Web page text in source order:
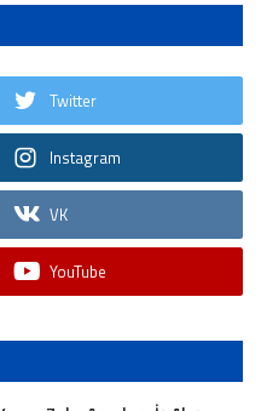
Twitter
Instagram
VK
YouTube